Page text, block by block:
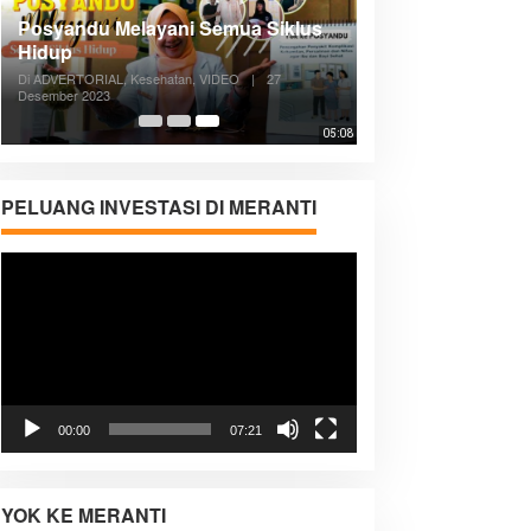
05:08
Posyandu Melayani Semua Siklus
Hidup
Di ADVERTORIAL, Kesehatan, VIDEO |
27
Desember 2023
PELUANG INVESTASI DI MERANTI
00:00 07:21
YOK KE MERANTI